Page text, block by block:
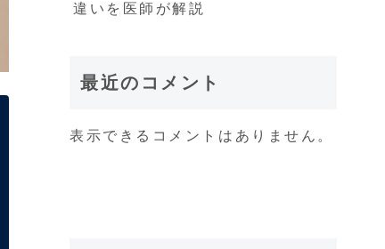
違いを医師が解説
最近のコメント
表示できるコメントはありません。